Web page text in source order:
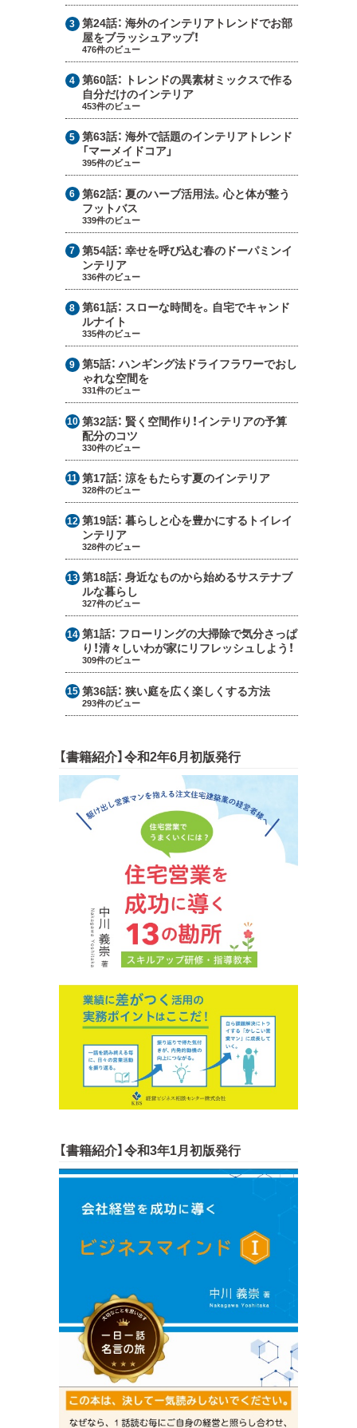
第24話：海外のインテリアトレンドでお部
屋をブラッシュアップ！
476件のビュー
第60話： トレンドの異素材ミックスで作る
自分だけのインテリア
453件のビュー
第63話：海外で話題のインテリアトレンド
「マーメイドコア」
395件のビュー
第62話：夏のハーブ活用法。心と体が整う
フットバス
339件のビュー
第54話：幸せを呼び込む春のドーパミンイ
ンテリア
336件のビュー
第61話： スローな時間を。自宅でキャンド
ルナイト
335件のビュー
第5話：ハンギング法ドライフラワーでおし
ゃれな空間を
331件のビュー
第32話： 賢く空間作り！インテリアの予算
配分のコツ
330件のビュー
第17話：涼をもたらす夏のインテリア
328件のビュー
第19話：暮らしと心を豊かにするトイレイ
ンテリア
328件のビュー
第18話：身近なものから始めるサステナブ
ルな暮らし
327件のビュー
第1話： フローリングの大掃除で気分さっぱ
り！清々しいわが家にリフレッシュしよう！
309件のビュー
第36話：狭い庭を広く楽しくする方法
293件のビュー
【書籍紹介】令和2年6月初版発行
【書籍紹介】令和3年1月初版発行